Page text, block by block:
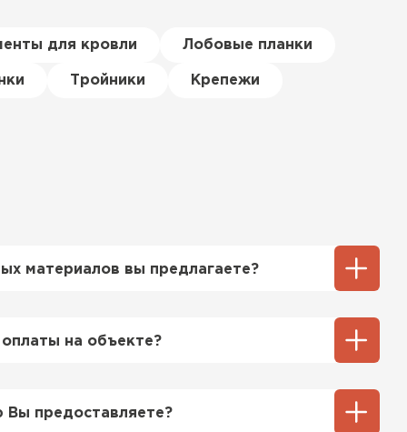
для кровли Лобовые планки
Тройники Крепежи
материалов вы предлагаете?
профнастил, ондулин, битумные
на объекте?
При этом, если доставленный
качества, Вы вправе отказаться от
предоставляете?